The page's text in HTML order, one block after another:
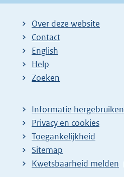
Over deze website
Contact
English
Help
Zoeken
Informatie hergebruiken
Privacy en cookies
Toegankelijkheid
Sitemap
E
Kwetsbaarheid melden